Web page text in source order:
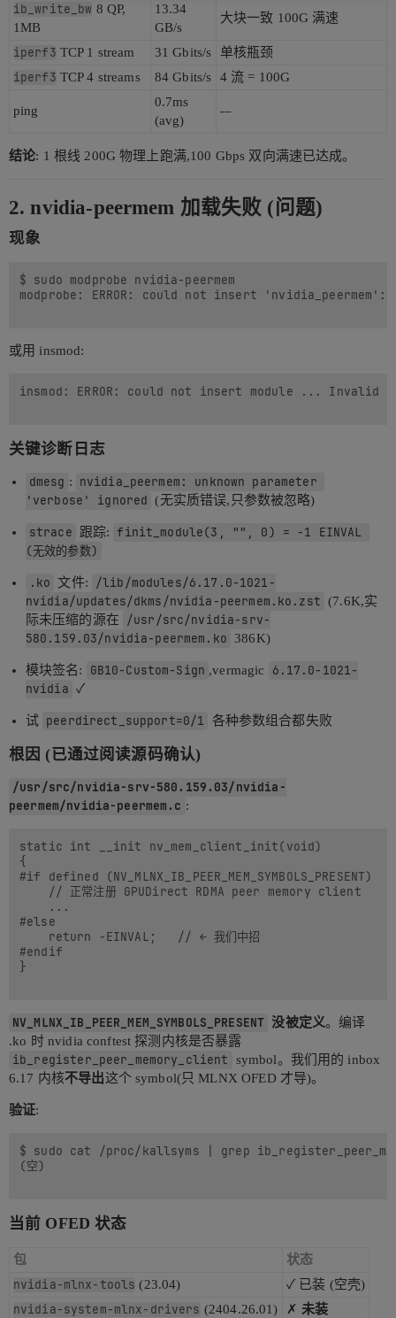
ib_write_bw 8 QP,
1MB
13.34
GB/s
大块一致 100G 满速
iperf3 TCP 1 stream 31 Gbits/s 单核瓶颈
iperf3 TCP 4 streams 84 Gbits/s 4 流 = 100G
ping
0.7ms
(avg)
-–
结论: 1 根线 200G 物理上跑满,100 Gbps 双向满速已达成。
2. nvidia-peermem 加载失败 (问题)
现象
$ sudo modprobe nvidia-peermem
modprobe: ERROR: could not insert
或用 insmod:
insmod: ERROR: could not insert module ... Invalid
关键诊断日志
dmesg :
nvidia_peermem: unknown parameter
'verbose' ignored (无实质错误,只参数被忽略)
strace 跟踪: finit_module(3, "", 0) = -1 EINVAL
(无效的参数)
.ko 文件:
/lib/modules/6.17.0-1021-
nvidia/updates/dkms/nvidia-peermem.ko.zst (7.6K,实
际未压缩的源在
/usr/src/nvidia-srv-
580.159.03/nvidia-peermem.ko 386K)
模块签名: GB10-Custom-Sign ,vermagic
6.17.0-1021-
nvidia ✓
试 peerdirect_support=0/1 各种参数组合都失败
根因 (已通过阅读源码确认)
/usr/src/nvidia-srv-580.159.03/nvidia-
peermem/nvidia-peermem.c :
static int __init nv_mem_client_init(void)
{
#if defined (NV_MLNX_IB_PEER_MEM_SYMBOLS_PRESENT)
    // 正常注册 GPUDirect RDMA peer memory client
    ...
#else
    return -EINVAL;   // ← 我们中招
#endif
}
NV_MLNX_IB_PEER_MEM_SYMBOLS_PRESENT 没被定义。编译
.ko 时 nvidia conftest 探测内核是否暴露
ib_register_peer_memory_client
symbol。我们用的 inbox
6.17 内核不导出这个 symbol(只 MLNX OFED 才导)。
验证:
$ sudo cat /proc/kallsyms | grep
(空)
当前 OFED 状态
包 状态
nvidia-mlnx-tools (23.04) ✓ 已装 (空壳)
nvidia-system-mlnx-drivers (2404.26.01) ✗ 未装